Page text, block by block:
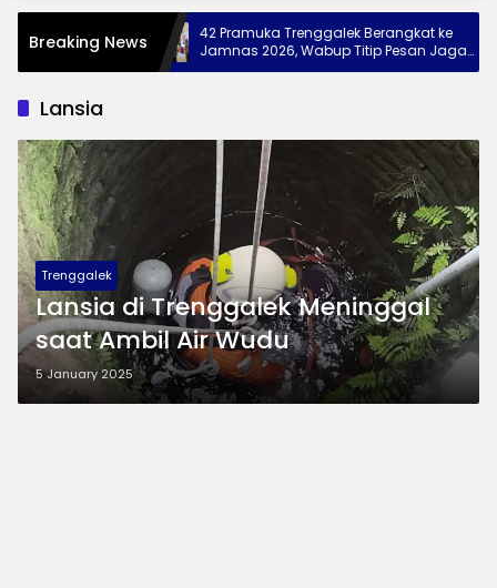
Breaking News
28
Diri di
42 Pramuka Trenggalek Berangkat ke
Jamnas 2026, Wabup Titip Pesan Jaga
Nama Baik Daerah
Lansia
Trenggalek
Lansia di Trenggalek Meninggal
saat Ambil Air Wudu
5 January 2025